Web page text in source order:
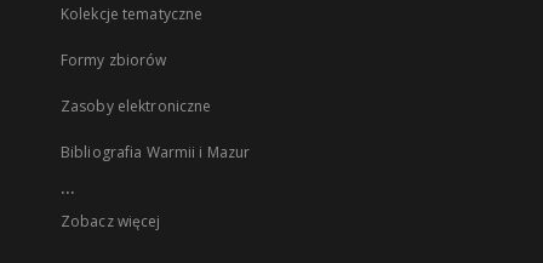
Kolekcje tematyczne
Formy zbiorów
Zasoby elektroniczne
Bibliografia Warmii i Mazur
...
Zobacz więcej